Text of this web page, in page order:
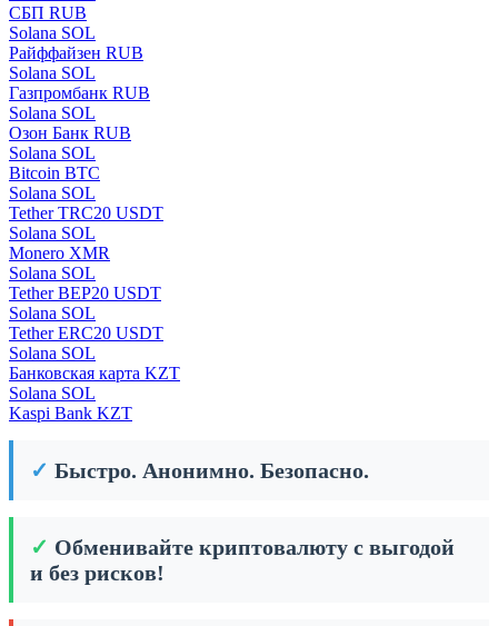
СБП RUB
Solana SOL
Райффайзен RUB
Solana SOL
Газпромбанк RUB
Solana SOL
Озон Банк RUB
Solana SOL
Bitcoin BTC
Solana SOL
Tether TRC20 USDT
Solana SOL
Monero XMR
Solana SOL
Tether BEP20 USDT
Solana SOL
Tether ERC20 USDT
Solana SOL
Банковская карта KZT
Solana SOL
Kaspi Bank KZT
✓ Быстро. Анонимно. Безопасно.
✓ Обменивайте криптовалюту с выгодой
и без рисков!